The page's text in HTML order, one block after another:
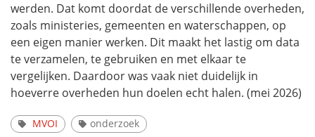
werden. Dat komt doordat de verschillende overheden,
zoals ministeries, gemeenten en waterschappen, op
een eigen manier werken. Dit maakt het lastig om data
te verzamelen, te gebruiken en met elkaar te
vergelijken. Daardoor was vaak niet duidelijk in
hoeverre overheden hun doelen echt halen. (mei 2026)
MVOI onderzoek